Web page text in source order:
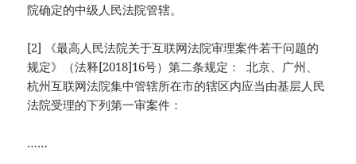
院确定的中级人民法院管辖。
[2] 《最高人民法院关于互联网法院审理案件若干问题的
规定》（法释[2018]16号）第二条规定： 北京、广州、
杭州互联网法院集中管辖所在市的辖区内应当由基层人民
法院受理的下列第一审案件：
……